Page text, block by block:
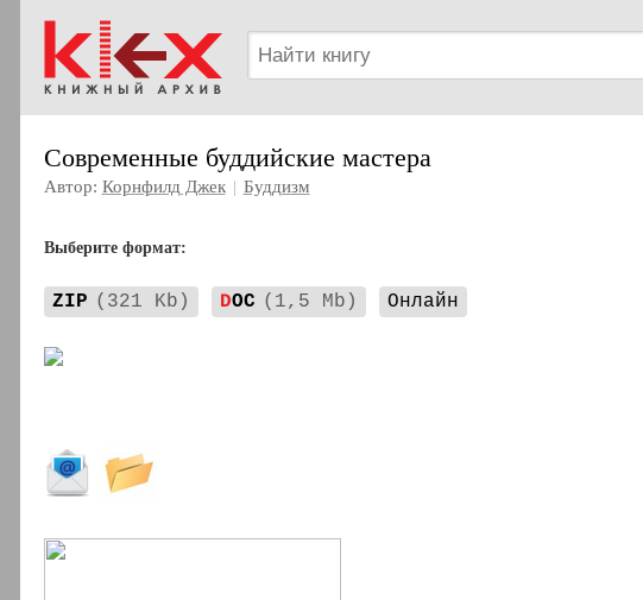
Современные буддийские мастера
Автор: Корнфилд Джек | Буддизм
Выберите формат:
ZIP (321 Kb) DOC (1,5 Mb) Онлайн